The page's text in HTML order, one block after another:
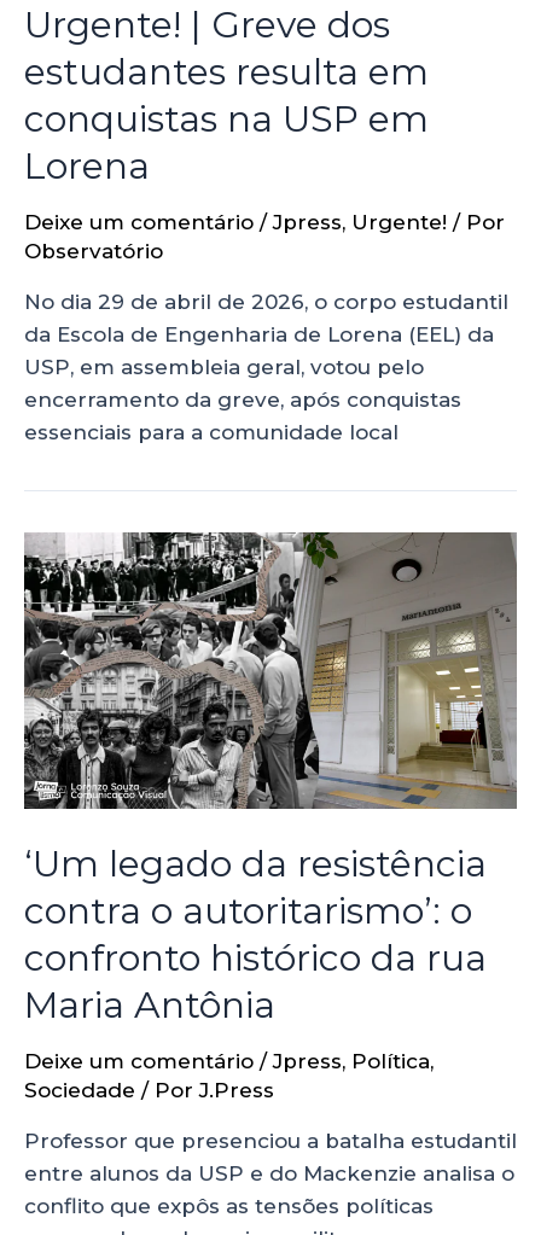
Urgente! | Greve dos
estudantes resulta em
conquistas na USP em
Lorena
Deixe um comentário /Jpress, Urgente! / Por
Observatório
No dia 29 de abril de 2026, o corpo estudantil
da Escola de Engenharia de Lorena (EEL) da
USP, em assembleia geral, votou pelo
encerramento da greve, após conquistas
essenciais para a comunidade local
‘Um legado da resistência
contra o autoritarismo’: o
confronto histórico da rua
Maria Antônia
Deixe um comentário /Jpress, Política,
Sociedade / PorJ.Press
Professor que presenciou a batalha estudantil
entre alunos da USP e do Mackenzie analisa o
conflito que expôs as tensões políticas